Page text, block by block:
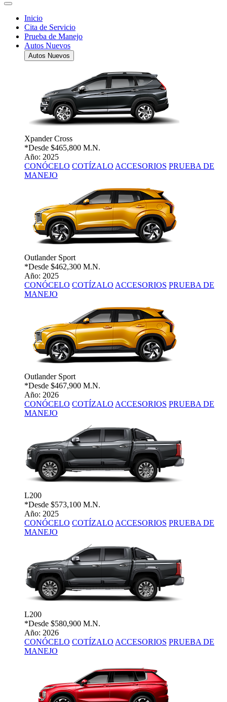
Inicio
Cita de Servicio
Prueba de Manejo
Autos Nuevos
Autos Nuevos
Xpander Cross
*Desde $465,800 M.N.
Año: 2025
CONÓCELO COTÍZALO ACCESORIOS PRUEBA DE
MANEJO
Outlander Sport
*Desde $462,300 M.N.
Año: 2025
CONÓCELO COTÍZALO ACCESORIOS PRUEBA DE
MANEJO
Outlander Sport
*Desde $467,900 M.N.
Año: 2026
CONÓCELO COTÍZALO ACCESORIOS PRUEBA DE
MANEJO
L200
*Desde $573,100 M.N.
Año: 2025
CONÓCELO COTÍZALO ACCESORIOS PRUEBA DE
MANEJO
L200
*Desde $580,900 M.N.
Año: 2026
CONÓCELO COTÍZALO ACCESORIOS PRUEBA DE
MANEJO